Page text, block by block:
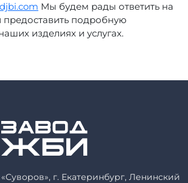
Мы будем рады ответить на
подробную
изделиях и услугах.
г. Екатеринбург, Ленинский